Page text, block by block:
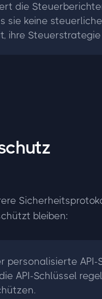
die
sie keine
ihre
bleiben:
personalisierte API-
API-Schlüssel